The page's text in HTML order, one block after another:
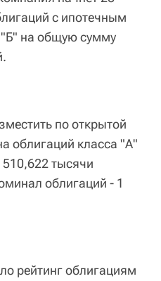
с ипотечным
на общую сумму
по открытой
облигаций класса "А"
тысячи
облигаций - 1
рейтинг облигациям